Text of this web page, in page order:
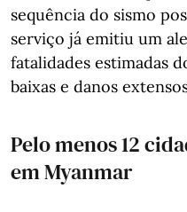
sequência do sismo
serviço já emitiu um
fatalidades estimadas
baixas e danos
Pelo menos 12
em Myanmar